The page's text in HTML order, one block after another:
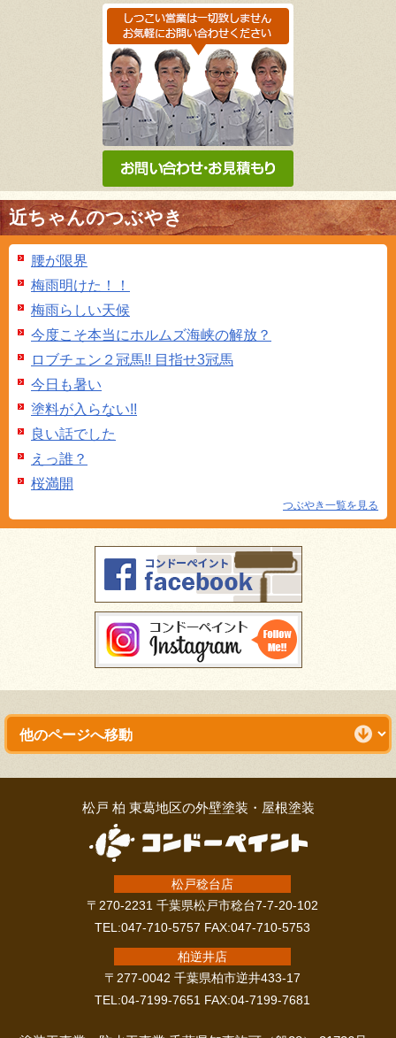
近ちゃんのつぶやき
腰が限界
梅雨明けた！！
梅雨らしい天候
今度こそ本当にホルムズ海峡の解放？
ロブチェン２冠馬!! 目指せ3冠馬
今日も暑い
塗料が入らない!!
良い話でした
えっ誰？
桜満開
つぶやき一覧を見る
松戸 柏 東葛地区の外壁塗装・屋根塗装
松戸稔台店
〒270-2231 千葉県松戸市稔台7-7-20-102
TEL:047-710-5757 FAX:047-710-5753
柏逆井店
〒277-0042 千葉県柏市逆井433-17
TEL:04-7199-7651 FAX:04-7199-7681